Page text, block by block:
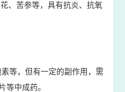
、苦参等，具有抗炎、抗氧
等，但有一定的副作用，需
等中成药。